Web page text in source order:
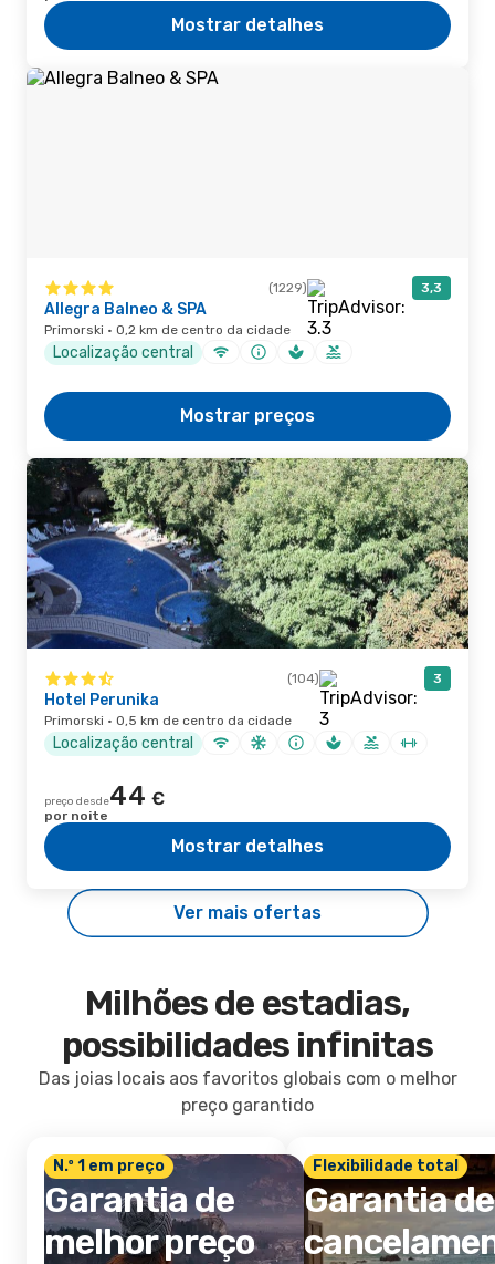
Mostrar detalhes
(1229) 3,3
Allegra Balneo & SPA
Primorski · 0,2 km de centro da cidade
Localização central
Mostrar preços
(104) 3
Hotel Perunika
Primorski · 0,5 km de centro da cidade
Localização central
preço desde44 €
por noite
Mostrar detalhes
Ver mais ofertas
Milhões de estadias,
possibilidades infinitas
Das joias locais aos favoritos globais com o melhor
preço garantido
N.º 1 em preço
Garantia de
melhor preço
Flexibilidade total
Garantia de